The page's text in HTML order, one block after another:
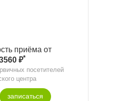
приёма от
₽*
посетителей
центра
записаться